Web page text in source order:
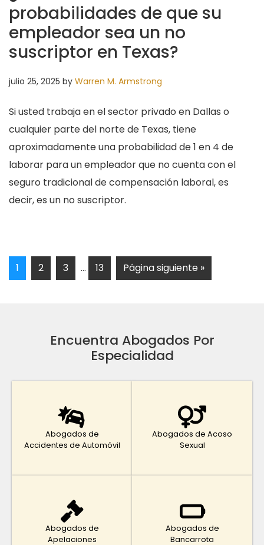
probabilidades de que su
empleador sea un no
suscriptor en Texas?
julio 25, 2025 by Warren M. Armstrong
Si usted trabaja en el sector privado en Dallas o
cualquier parte del norte de Texas, tiene
aproximadamente una probabilidad de 1 en 4 de
laborar para un empleador que no cuenta con el
seguro tradicional de compensación laboral, es
decir, es un no suscriptor.
1 2 3 … 13 Página siguiente »
Encuentra Abogados Por
Especialidad
Abogados de
Accidentes de Automóvil
Abogados de Acoso
Sexual
Abogados de
Apelaciones
Abogados de
Bancarrota